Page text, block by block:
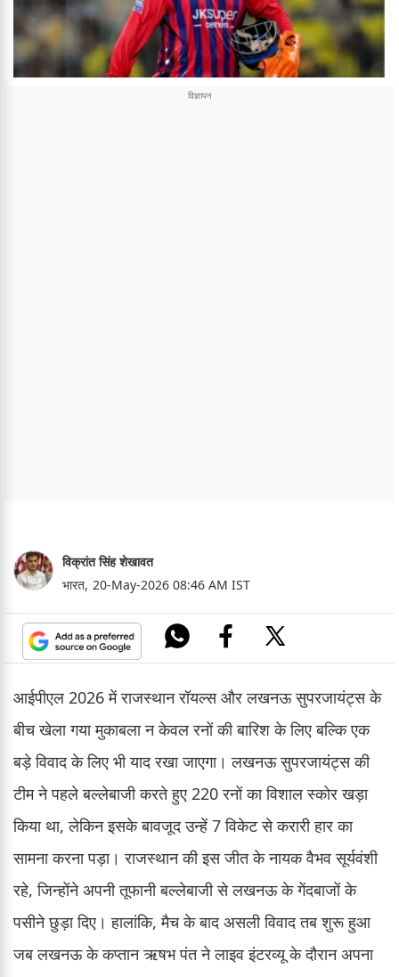
विक्रांत सिंह शेखावत
भारत, 20-May-2026 08:46 AM IST
आईपीएल 2026 में राजस्थान रॉयल्स और लखनऊ सुपरजायंट्स के
बीच खेला गया मुकाबला न केवल रनों की बारिश के लिए बल्कि एक
बड़े विवाद के लिए भी याद रखा जाएगा। लखनऊ सुपरजायंट्स की
टीम ने पहले बल्लेबाजी करते हुए 220 रनों का विशाल स्कोर खड़ा
किया था, लेकिन इसके बावजूद उन्हें 7 विकेट से करारी हार का
सामना करना पड़ा। राजस्थान की इस जीत के नायक वैभव सूर्यवंशी
रहे, जिन्होंने अपनी तूफानी बल्लेबाजी से लखनऊ के गेंदबाजों के
पसीने छुड़ा दिए। हालांकि, मैच के बाद असली विवाद तब शुरू हुआ
जब लखनऊ के कप्तान ऋषभ पंत ने लाइव इंटरव्यू के दौरान अपना